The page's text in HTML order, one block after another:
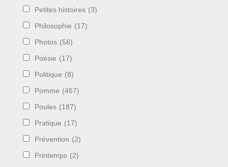
Petites histoires (3)
Philosophie (17)
Photos (56)
Poésie (17)
Politique (8)
Pomme (467)
Poules (187)
Pratique (17)
Prévention (2)
Printemps (2)